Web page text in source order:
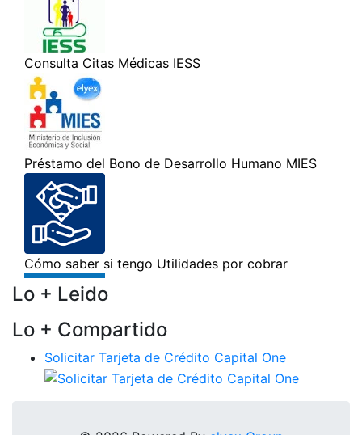
Lo + Leido
Lo + Compartido
Solicitar Tarjeta de Crédito Capital One